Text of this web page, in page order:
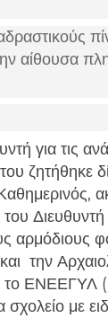
αίθουσα
για τις
ζητήθηκε
αρμόδιους
την
ΕΝΕΕΓΥΛ
με